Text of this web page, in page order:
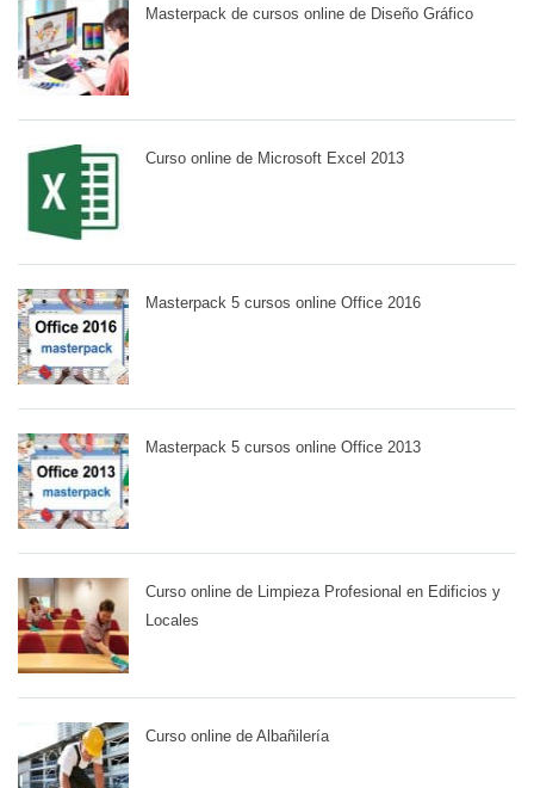
Masterpack de cursos online de Diseño Gráfico
Curso online de Microsoft Excel 2013
Masterpack 5 cursos online Office 2016
Masterpack 5 cursos online Office 2013
Curso online de Limpieza Profesional en Edificios y
Locales
Curso online de Albañilería